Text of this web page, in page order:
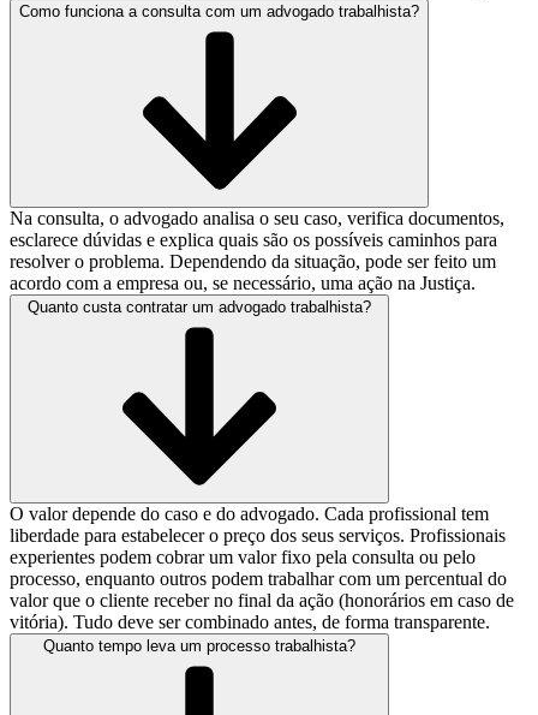
Como funciona a consulta com um advogado trabalhista?
Na consulta, o advogado analisa o seu caso, verifica documentos,
esclarece dúvidas e explica quais são os possíveis caminhos para
resolver o problema. Dependendo da situação, pode ser feito um
acordo com a empresa ou, se necessário, uma ação na Justiça.
Quanto custa contratar um advogado trabalhista?
O valor depende do caso e do advogado. Cada profissional tem
liberdade para estabelecer o preço dos seus serviços. Profissionais
experientes podem cobrar um valor fixo pela consulta ou pelo
processo, enquanto outros podem trabalhar com um percentual do
valor que o cliente receber no final da ação (honorários em caso de
vitória). Tudo deve ser combinado antes, de forma transparente.
Quanto tempo leva um processo trabalhista?